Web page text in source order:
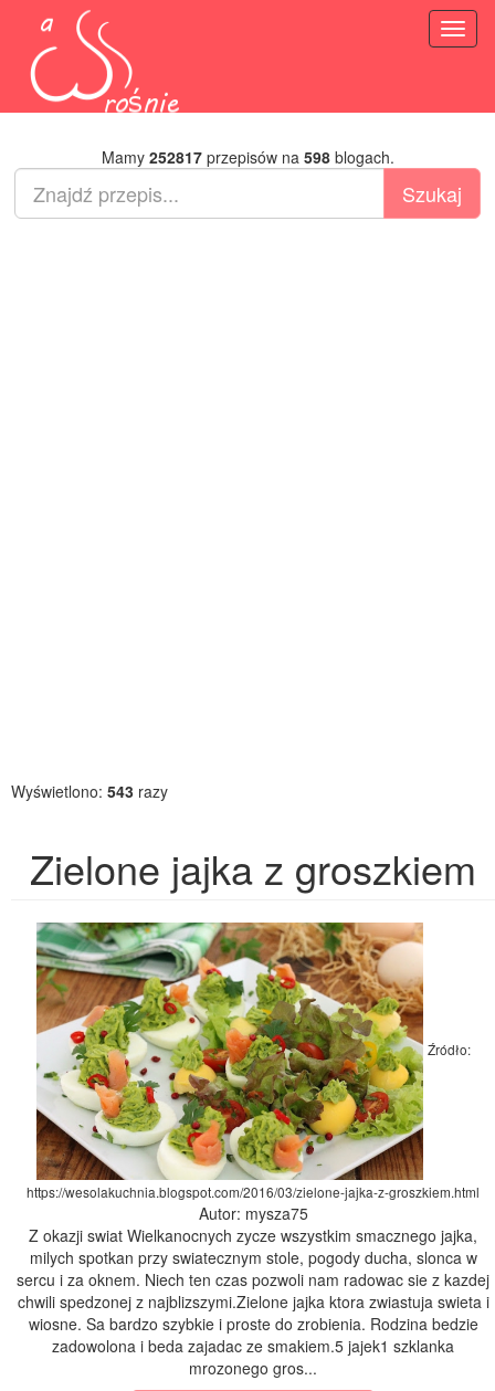
Mamy 252817przepisów na 598blogach.
Wyświetlono: 543 razy
Zielone jajka z groszkiem
Źródło:
https://wesolakuchnia.blogspot.com/2016/03/zielone-jajka-z-groszkiem.html
Autor: mysza75
Z okazji swiat Wielkanocnych zycze wszystkim smacznego jajka,
milych spotkan przy swiatecznym stole, pogody ducha, slonca w
sercu i za oknem. Niech ten czas pozwoli nam radowac sie z kazdej
chwili spedzonej z najblizszymi.Zielone jajka ktora zwiastuja swieta i
wiosne. Sa bardzo szybkie i proste do zrobienia. Rodzina bedzie
zadowolona i beda zajadac ze smakiem.5 jajek1 szklanka
mrozonego gros...